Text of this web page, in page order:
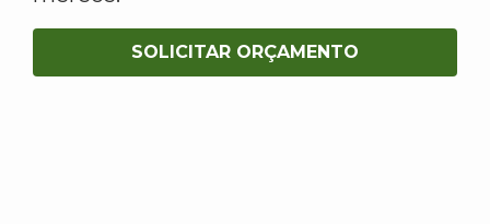
SOLICITAR ORÇAMENTO